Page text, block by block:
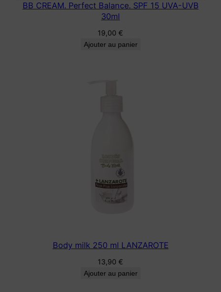
BB CREAM. Perfect Balance. SPF 15 UVA-UVB
30ml
19,00 €
Ajouter au panier
Body milk 250 ml LANZAROTE
13,90 €
Ajouter au panier